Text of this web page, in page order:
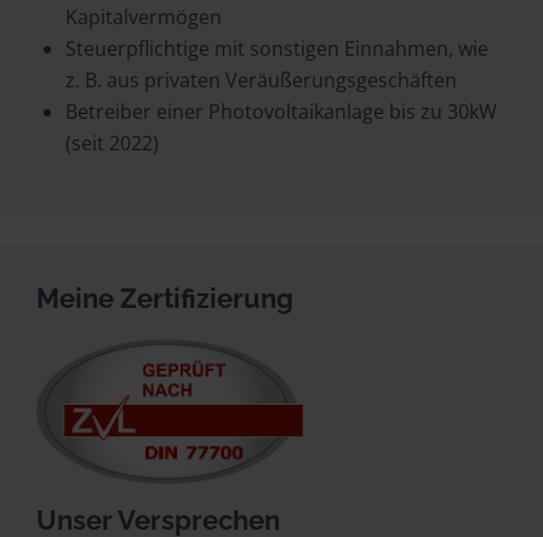
Kapitalvermögen
Steuerpflichtige mit sonstigen Einnahmen, wie
z. B. aus privaten Veräußerungsgeschäften
Betreiber einer Photovoltaikanlage bis zu 30kW
(seit 2022)
Meine Zertifizierung
Unser Versprechen